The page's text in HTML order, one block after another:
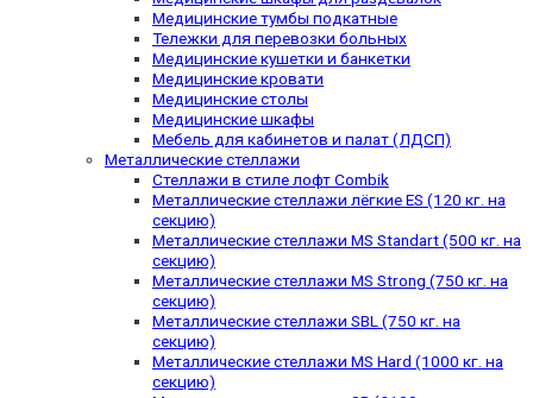
Медицинские тумбы подкатные
Тележки для перевозки больных
Медицинские кушетки и банкетки
Медицинские кровати
Медицинские столы
Медицинские шкафы
Мебель для кабинетов и палат (ЛДСП)
Металлические стеллажи
Стеллажи в стиле лофт Combik
Металлические стеллажи лёгкие ES (120 кг. на
секцию)
Металлические стеллажи MS Standart (500 кг. на
секцию)
Металлические стеллажи MS Strong (750 кг. на
секцию)
Металлические стеллажи SBL (750 кг. на
секцию)
Металлические стеллажи MS Hard (1000 кг. на
секцию)